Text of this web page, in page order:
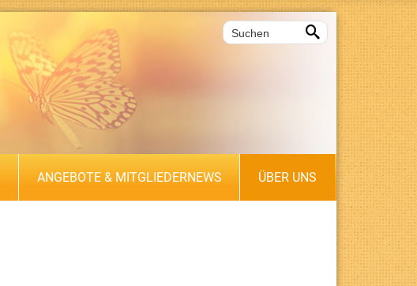

ANGEBOTE & MITGLIEDERNEWS ÜBER UNS